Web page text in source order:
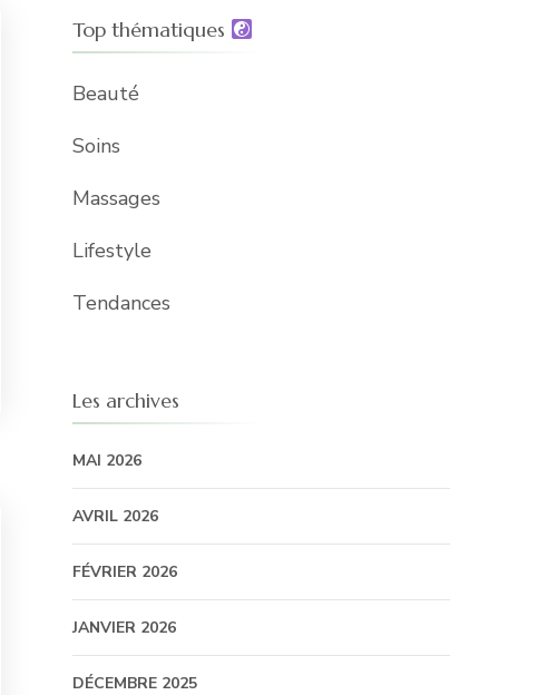
Top thématiques
Beauté
Soins
Massages
Lifestyle
Tendances
Les archives
MAI 2026
AVRIL 2026
FÉVRIER 2026
JANVIER 2026
DÉCEMBRE 2025